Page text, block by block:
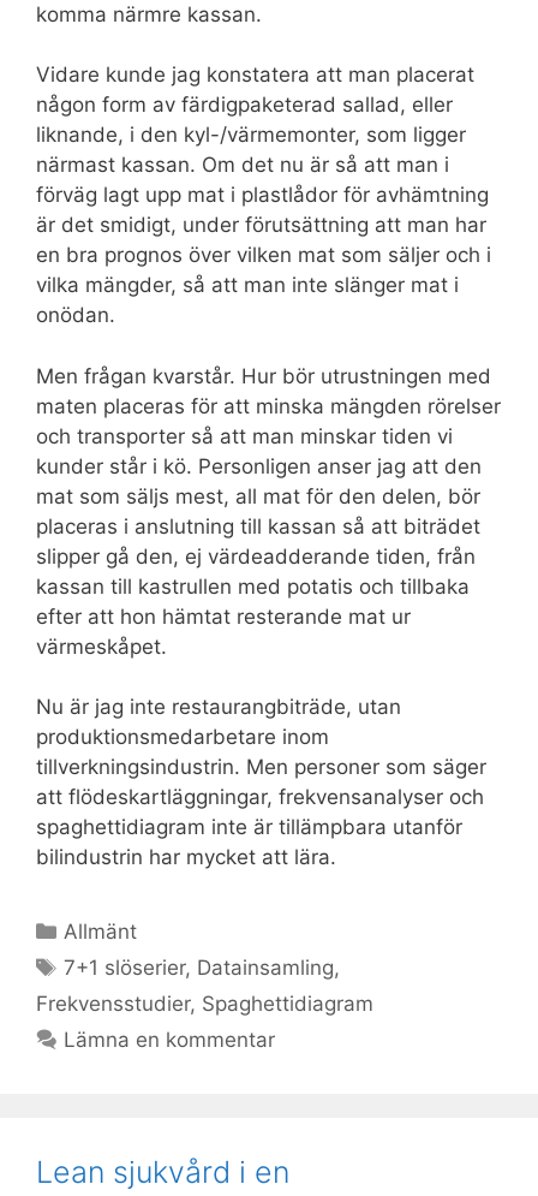
komma närmre kassan.
Vidare kunde jag konstatera att man placerat
någon form av färdigpaketerad sallad, eller
liknande, i den kyl-/värmemonter, som ligger
närmast kassan. Om det nu är så att man i
förväg lagt upp mat i plastlådor för avhämtning
är det smidigt, under förutsättning att man har
en bra prognos över vilken mat som säljer och i
vilka mängder, så att man inte slänger mat i
onödan.
Men frågan kvarstår. Hur bör utrustningen med
maten placeras för att minska mängden rörelser
och transporter så att man minskar tiden vi
kunder står i kö. Personligen anser jag att den
mat som säljs mest, all mat för den delen, bör
placeras i anslutning till kassan så att biträdet
slipper gå den, ej värdeadderande tiden, från
kassan till kastrullen med potatis och tillbaka
efter att hon hämtat resterande mat ur
värmeskåpet.
Nu är jag inte restaurangbiträde, utan
produktionsmedarbetare inom
tillverkningsindustrin. Men personer som säger
att flödeskartläggningar, frekvensanalyser och
spaghettidiagram inte är tillämpbara utanför
bilindustrin har mycket att lära.
Kategorier
Allmänt
Etiketter
7+1 slöserier, Datainsamling,
Frekvensstudier, Spaghettidiagram
Lämna en kommentar
Lean sjukvård i en